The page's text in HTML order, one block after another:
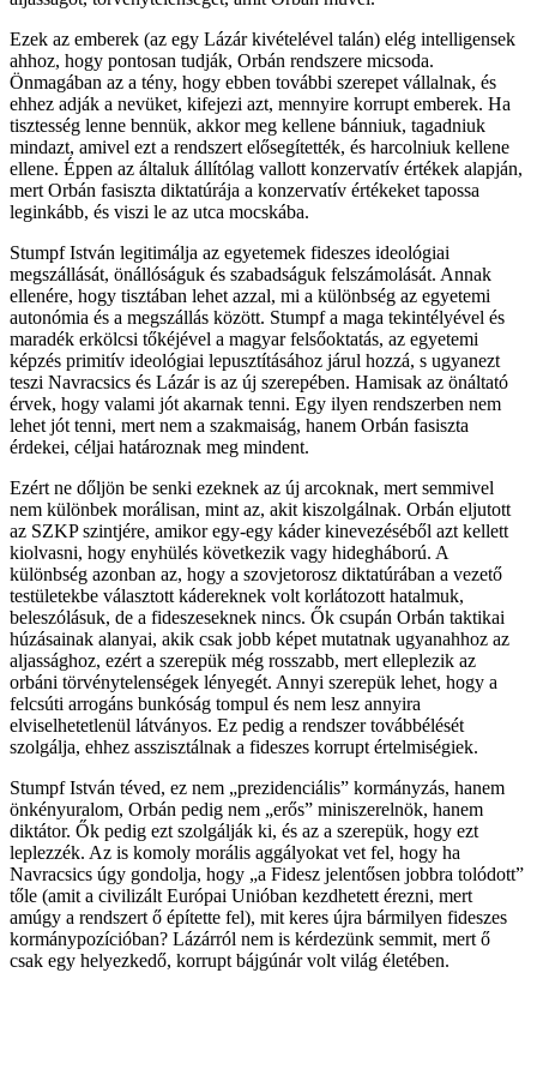
Ezek az emberek (az egy Lázár kivételével talán) elég intelligensek
ahhoz, hogy pontosan tudják, Orbán rendszere micsoda.
Önmagában az a tény, hogy ebben további szerepet vállalnak, és
ehhez adják a nevüket, kifejezi azt, mennyire korrupt emberek. Ha
tisztesség lenne bennük, akkor meg kellene bánniuk, tagadniuk
mindazt, amivel ezt a rendszert elősegítették, és harcolniuk kellene
ellene. Éppen az általuk állítólag vallott konzervatív értékek alapján,
mert Orbán fasiszta diktatúrája a konzervatív értékeket tapossa
leginkább, és viszi le az utca mocskába.
Stumpf István legitimálja az egyetemek fideszes ideológiai
megszállását, önállóságuk és szabadságuk felszámolását. Annak
ellenére, hogy tisztában lehet azzal, mi a különbség az egyetemi
autonómia és a megszállás között. Stumpf a maga tekintélyével és
maradék erkölcsi tőkéjével a magyar felsőoktatás, az egyetemi
képzés primitív ideológiai lepusztításához járul hozzá, s ugyanezt
teszi Navracsics és Lázár is az új szerepében. Hamisak az önáltató
érvek, hogy valami jót akarnak tenni. Egy ilyen rendszerben nem
lehet jót tenni, mert nem a szakmaiság, hanem Orbán fasiszta
érdekei, céljai határoznak meg mindent.
Ezért ne dőljön be senki ezeknek az új arcoknak, mert semmivel
nem különbek morálisan, mint az, akit kiszolgálnak. Orbán eljutott
az SZKP szintjére, amikor egy-egy káder kinevezéséből azt kellett
kiolvasni, hogy enyhülés következik vagy hidegháború. A
különbség azonban az, hogy a szovjetorosz diktatúrában a vezető
testületekbe választott kádereknek volt korlátozott hatalmuk,
beleszólásuk, de a fideszeseknek nincs. Ők csupán Orbán taktikai
húzásainak alanyai, akik csak jobb képet mutatnak ugyanahhoz az
aljassághoz, ezért a szerepük még rosszabb, mert elleplezik az
orbáni törvénytelenségek lényegét. Annyi szerepük lehet, hogy a
felcsúti arrogáns bunkóság tompul és nem lesz annyira
elviselhetetlenül látványos. Ez pedig a rendszer továbbélését
szolgálja, ehhez asszisztálnak a fideszes korrupt értelmiségiek.
Stumpf István téved, ez nem „prezidenciális” kormányzás, hanem
önkényuralom, Orbán pedig nem „erős” miniszerelnök, hanem
diktátor. Ők pedig ezt szolgálják ki, és az a szerepük, hogy ezt
leplezzék. Az is komoly morális aggályokat vet fel, hogy ha
Navracsics úgy gondolja, hogy „a Fidesz jelentősen jobbra tolódott”
tőle (amit a civilizált Európai Unióban kezdhetett érezni, mert
amúgy a rendszert ő építette fel), mit keres újra bármilyen fideszes
kormánypozícióban? Lázárról nem is kérdezünk semmit, mert ő
csak egy helyezkedő, korrupt bájgúnár volt világ életében.